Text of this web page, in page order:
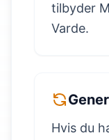
tilbyder
Varde.
Hvis du